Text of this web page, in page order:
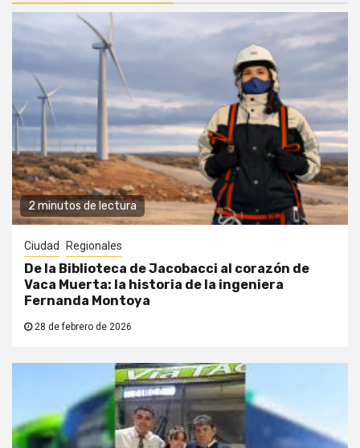
2 minutos de lectura
Ciudad Regionales
De la Biblioteca de Jacobacci al corazón de
Vaca Muerta: la historia de la ingeniera
Fernanda Montoya
28 de febrero de 2026